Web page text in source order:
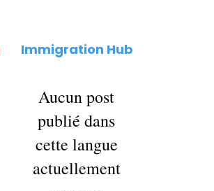
Immigration Hub
Aucun post
publié dans
cette langue
actuellement